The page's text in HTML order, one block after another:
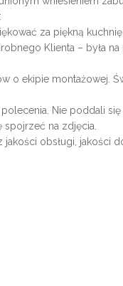
za piękną
Klienta – była
o ekipie montażowej.
Nie poddali
na zdjęcia.
obsługi, jakości